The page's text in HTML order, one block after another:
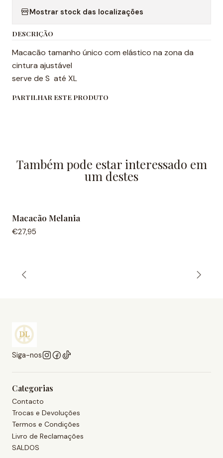
Mostrar stock das localizações
DESCRIÇÃO
Macacão tamanho único com elástico na zona da
cintura ajustável
serve de S até XL
PARTILHAR ESTE PRODUTO
Também pode estar interessado em
um destes
Macacão Melania
€27,95
Siga-nos
Categorias
Contacto
Trocas e Devoluções
Termos e Condições
Livro de Reclamações
SALDOS